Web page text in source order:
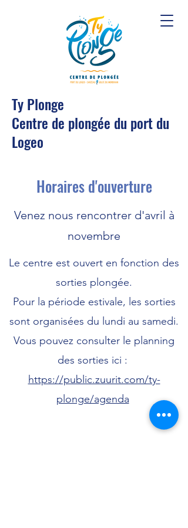
Ty Plonge
Centre de plongée du port du
Logeo
Horaires d'ouverture
Venez nous rencontrer d'avril à
novembre
Le centre est ouvert en fonction des
sorties plongée.
Pour la période estivale, les sorties
sont organisées du lundi au samedi.
Vous pouvez consulter le planning
des sorties ici :
https://public.zuurit.com/ty-
plonge/agenda